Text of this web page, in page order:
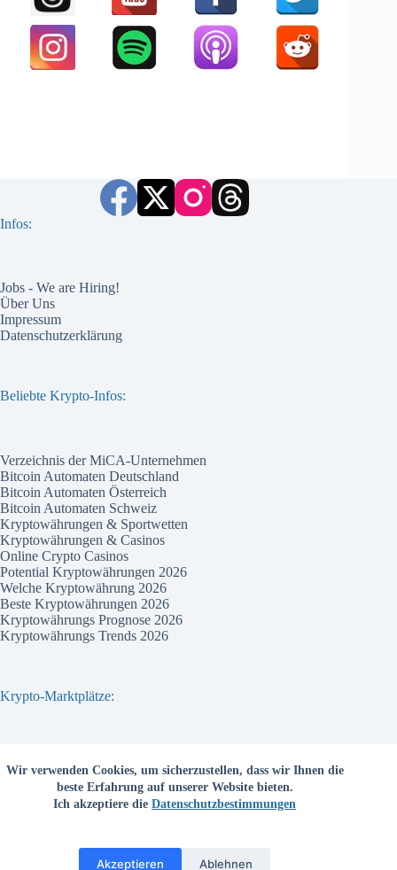
Wir verwenden Cookies, um sicherzustellen, dass wir Ihnen die
beste Erfahrung auf unserer Website bieten.
Ich akzeptiere dieDatenschutzbestimmungen
Akzeptieren Ablehnen
Infos:
Jobs - We are Hiring!
Über Uns
Impressum
Datenschutzerklärung
Beliebte Krypto-Infos:
Verzeichnis der MiCA-Unternehmen
Bitcoin Automaten Deutschland
Bitcoin Automaten Österreich
Bitcoin Automaten Schweiz
Kryptowährungen & Sportwetten
Kryptowährungen & Casinos
Online Crypto Casinos
Potential Kryptowährungen 2026
Welche Kryptowährung 2026
Beste Kryptowährungen 2026
Kryptowährungs Prognose 2026
Kryptowährungs Trends 2026
Krypto-Marktplätze:
Bitpanda
Bitcoin.de